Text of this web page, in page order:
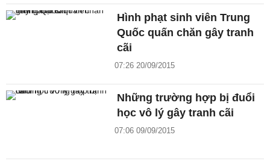
Hình phạt sinh viên Trung
Quốc quấn chăn gây tranh
cãi
07:26 20/09/2015
Những trường hợp bị đuổi
học vô lý gây tranh cãi
07:06 09/09/2015